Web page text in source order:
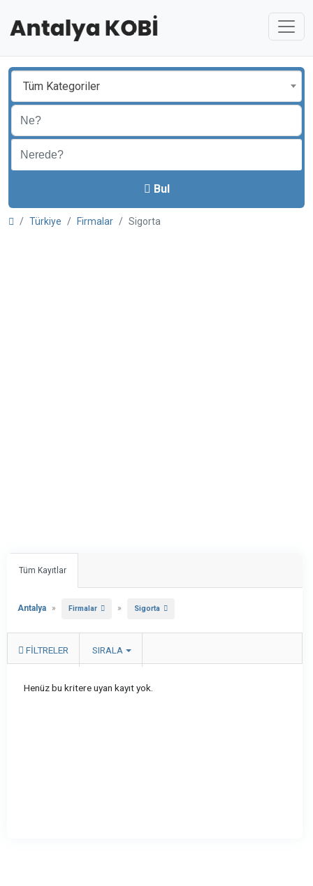
Tüm Kategoriler
Bul
Türkiye Firmalar Sigorta
Tüm Kayıtlar
Antalya » Firmalar » Sigorta
FILTRELER SIRALA
Henüz bu kritere uyan kayıt yok.